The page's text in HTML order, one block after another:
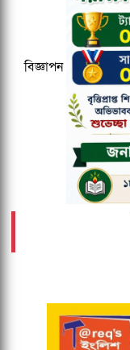
বিজ্ঞাপন